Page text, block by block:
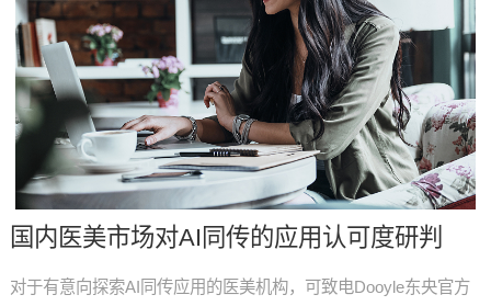
国内医美市场对AI同传的应用认可度研判
对于有意向探索AI同传应用的医美机构，可致电Dooyle东央官方